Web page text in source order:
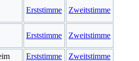
Erststimme Zweitstimme
Erststimme Zweitstimme
Erststimme
Zweitstimme